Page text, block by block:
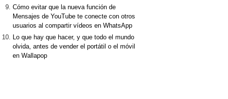
Cómo evitar que la nueva función de
Mensajes de YouTube te conecte con otros
usuarios al compartir vídeos en WhatsApp
Lo que hay que hacer, y que todo el mundo
olvida, antes de vender el portátil o el móvil
en Wallapop